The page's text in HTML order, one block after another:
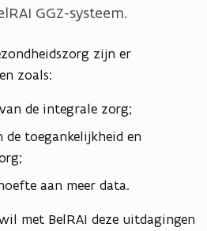
GGZ-systeem.
zijn er
zoals:
de integrale zorg;
de toegankelijkheid en
aan meer data.
met BelRAI deze uitdagingen